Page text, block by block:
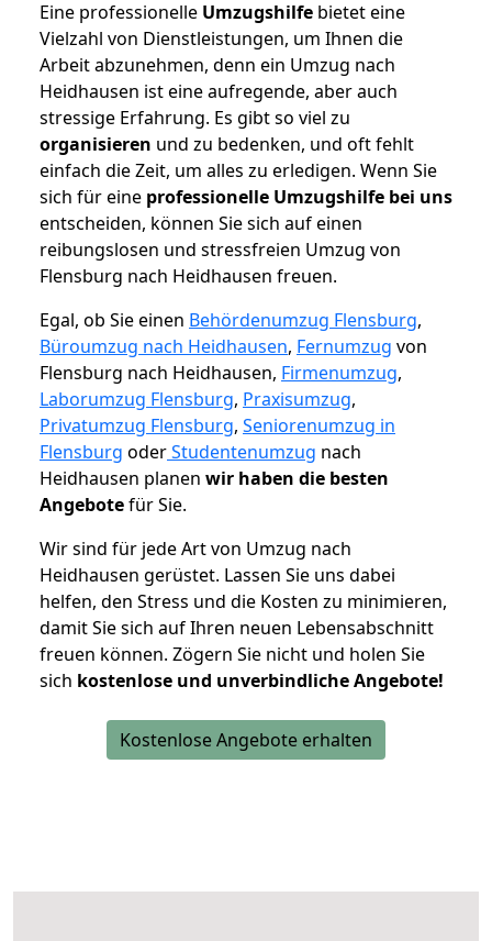
Eine professionelle Umzugshilfe bietet eine
Vielzahl von Dienstleistungen, um Ihnen die
Arbeit abzunehmen, denn ein Umzug nach
Heidhausen ist eine aufregende, aber auch
stressige Erfahrung. Es gibt so viel zu
organisieren und zu bedenken, und oft fehlt
einfach die Zeit, um alles zu erledigen. Wenn Sie
sich für eine professionelle Umzugshilfe bei uns
entscheiden, können Sie sich auf einen
reibungslosen und stressfreien Umzug von
Flensburg nach Heidhausen freuen.
Egal, ob Sie einen Behördenumzug Flensburg,
Büroumzug nach Heidhausen, Fernumzug von
Flensburg nach Heidhausen, Firmenumzug,
Laborumzug Flensburg, Praxisumzug,
Privatumzug Flensburg, Seniorenumzug in
Flensburg oderStudentenumzug nach
Heidhausen planen wir haben die besten
Angebotefür Sie.
Wir sind für jede Art von Umzug nach
Heidhausen gerüstet. Lassen Sie uns dabei
helfen, den Stress und die Kosten zu minimieren,
damit Sie sich auf Ihren neuen Lebensabschnitt
freuen können. Zögern Sie nicht und holen Sie
sich kostenlose und unverbindliche Angebote!
Kostenlose Angebote erhalten